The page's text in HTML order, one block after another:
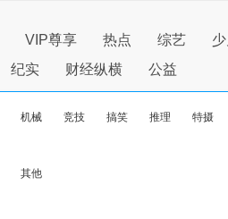
VIP尊享 热点 综艺
纪实 财经纵横 公益
机械 竞技 搞笑 推理
特摄
其他